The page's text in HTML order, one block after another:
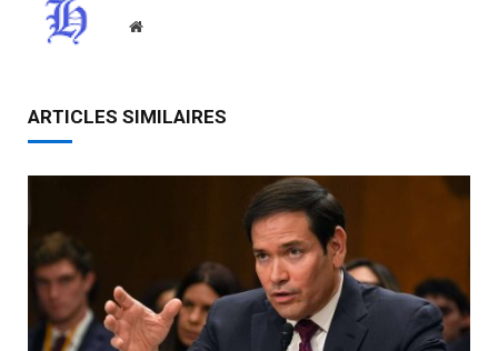
Website
ARTICLES SIMILAIRES